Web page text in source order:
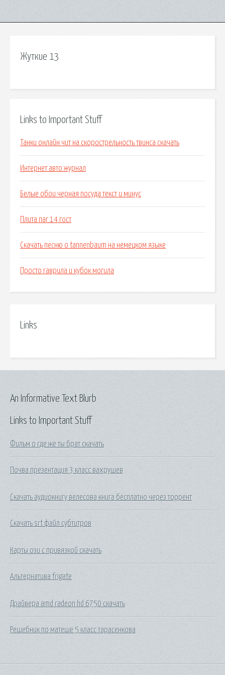
Жyткиe 13
Links to Important Stuff
Танки онлайн чит на скорострельность твинса скачать
Интернет авто журнал
Белые обои черная посуда текст и минус
Плита паг 14 гост
Скачать песню o tannenbaum на немецком языке
Просто гаврила и кубок могила
Links
Links to Important Stuff
Фильм о где же ты брат скачать
Почва презентация 3 класс вахрушев
Скачать аудиокнигу велесова книга бесплатно через торрент
Скачать srt файл субтитров
Карты ози с привязкой скачать
Альтернатива frigate
Драйвера amd radeon hd 6750 скачать
Решебник по матеше 5 класс тарасенкова
An Informative Text Blurb